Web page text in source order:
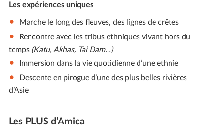
Les expériences uniques
Marche le long des fleuves, des lignes de crêtes
Rencontre avec les tribus ethniques vivant hors du
temps (Katu, Akhas, Tai Dam...)
Immersion dans la vie quotidienne d’une ethnie
Descente en pirogue d’une des plus belles rivières
d’Asie
Les PLUS d’Amica